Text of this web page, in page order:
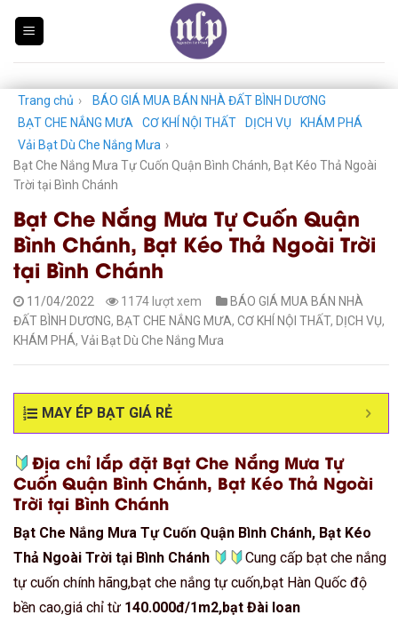
Trang chủ ›
BÁO GIÁ MUA BÁN NHÀ ĐẤT BÌNH DƯƠNG
BẠT CHE NẮNG MƯA
CƠ KHÍ NỘI THẤT DỊCH VỤ
KHÁM PHÁ
Vải Bạt Dù Che Nắng Mưa ›
Bạt Che Nắng Mưa Tự Cuốn Quận Bình Chánh, Bạt Kéo Thả Ngoài
Trời tại Bình Chánh
Bạt Che Nắng Mưa Tự Cuốn Quận
Bình Chánh, Bạt Kéo Thả Ngoài Trời
tại Bình Chánh
11/04/2022 1174 lượt xem
BÁO GIÁ MUA BÁN NHÀ
ĐẤT BÌNH DƯƠNG, BẠT CHE NẮNG MƯA, CƠ KHÍ NỘI THẤT, DỊCH VỤ,
KHÁM PHÁ, Vải Bạt Dù Che Nắng Mưa
MAY ÉP BẠT GIÁ RẺ
Địa chỉ lắp đặt Bạt Che Nắng Mưa Tự
Cuốn Quận Bình Chánh, Bạt Kéo Thả Ngoài
Trời tại Bình Chánh
Bạt Che Nắng Mưa Tự Cuốn Quận Bình Chánh, Bạt Kéo
Thả Ngoài Trời tại Bình Chánh
Cung cấp bạt che nắng
tự cuốn chính hãng,bạt che nắng tự cuốn,bạt Hàn Quốc độ
bền cao,giá chỉ từ 140.000đ/1m2,bạt Đài loan